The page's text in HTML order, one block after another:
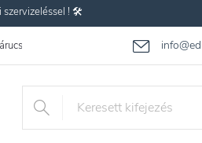
szervizeléssel ! 🛠️
Gyakran